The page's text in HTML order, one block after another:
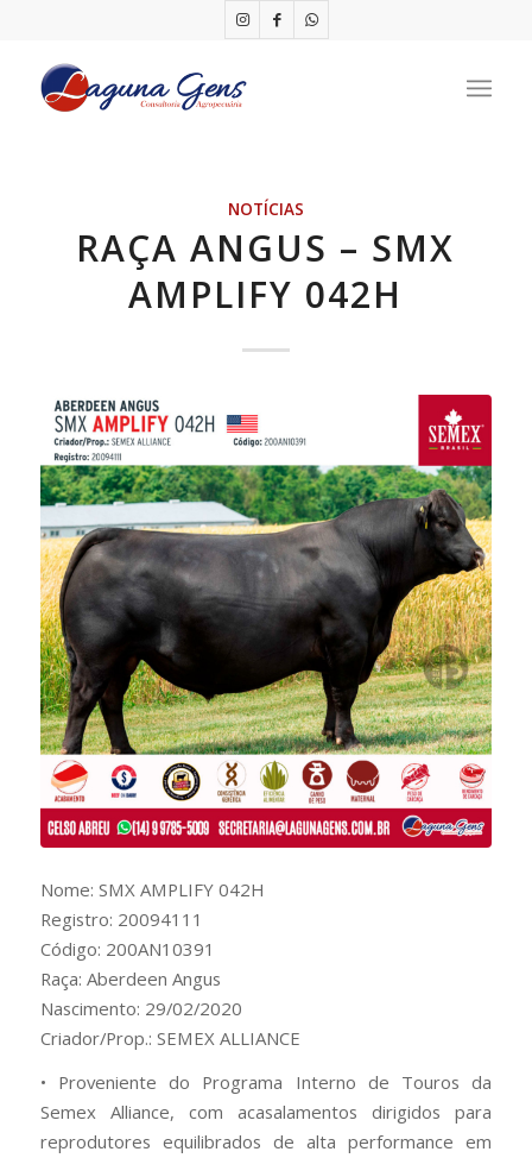
NOTÍCIAS
RAÇA ANGUS – SMX
AMPLIFY 042H
Nome: SMX AMPLIFY 042H
Registro: 20094111
Código: 200AN10391
Raça: Aberdeen Angus
Nascimento: 29/02/2020
Criador/Prop.: SEMEX ALLIANCE
• Proveniente do Programa Interno de Touros da
Semex Alliance, com acasalamentos dirigidos para
reprodutores equilibrados de alta performance em